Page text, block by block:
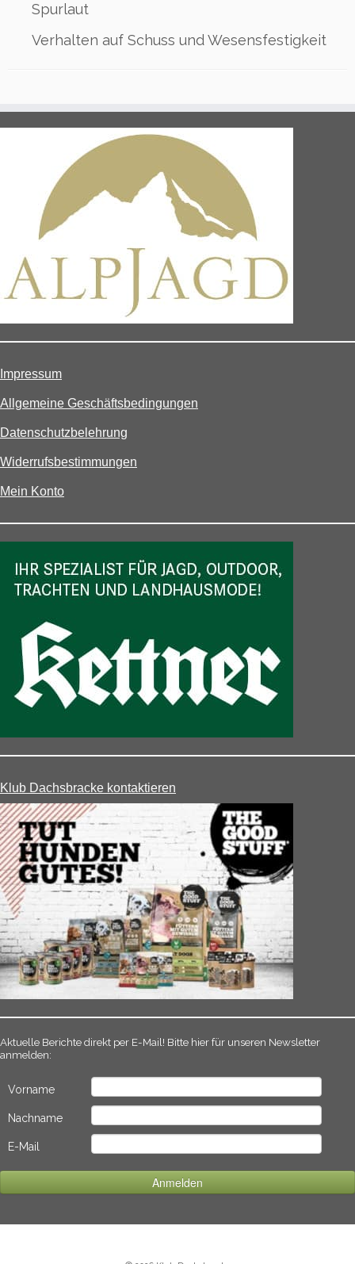
Spurlaut
Verhalten auf Schuss und Wesensfestigkeit
Impressum
Allgemeine Geschäftsbedingungen
Datenschutzbelehrung
Widerrufsbestimmungen
Mein Konto
Klub Dachsbracke kontaktieren
Aktuelle Berichte direkt per E-Mail! Bitte hier für unseren Newsletter
anmelden:
Vorname
Nachname
E-Mail